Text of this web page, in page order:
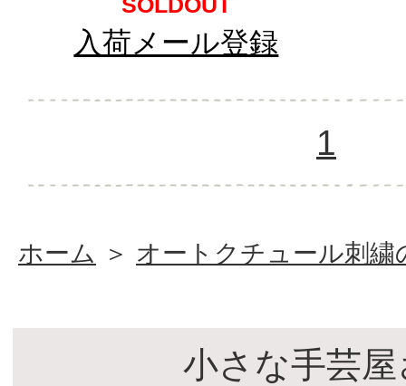
入荷メール登録
1
ホーム ＞ オートクチュール刺繍
小さな手芸